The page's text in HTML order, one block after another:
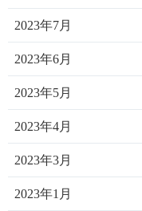
2023年7月
2023年6月
2023年5月
2023年4月
2023年3月
2023年1月